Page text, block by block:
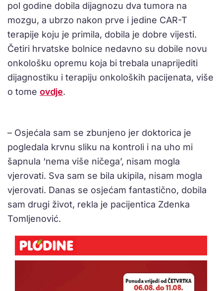
pol godine dobila dijagnozu dva tumora na
mozgu, a ubrzo nakon prve i jedine CAR-T
terapije koju je primila, dobila je dobre vijesti.
Četiri hrvatske bolnice nedavno su dobile novu
onkološku opremu koja bi trebala unaprijediti
dijagnostiku i terapiju onkoloških pacijenata, više
o tome ovdje.
– Osjećala sam se zbunjeno jer doktorica je
pogledala krvnu sliku na kontroli i na uho mi
šapnula ‘nema više ničega’, nisam mogla
vjerovati. Sva sam se bila ukipila, nisam mogla
vjerovati. Danas se osjećam fantastično, dobila
sam drugi život, rekla je pacijentica Zdenka
Tomljenović.